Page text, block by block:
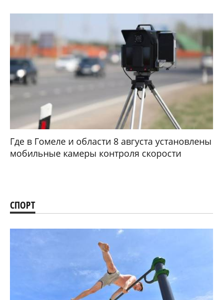
Где в Гомеле и области 8 августа установлены
мобильные камеры контроля скорости
СПОРТ